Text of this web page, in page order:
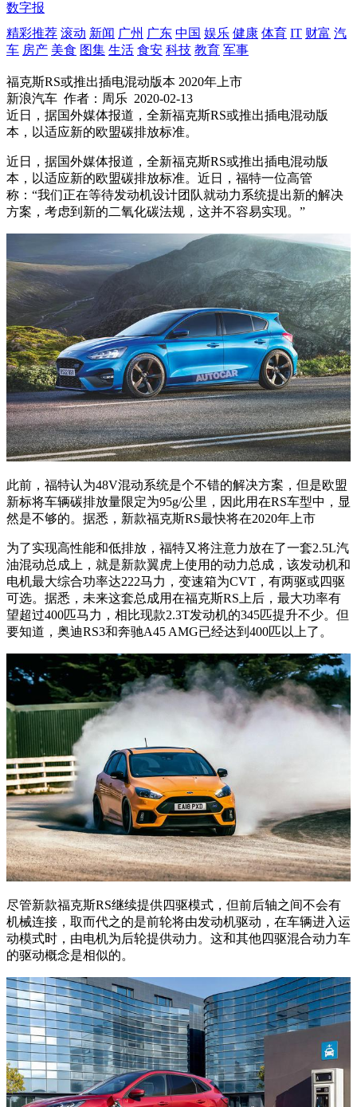
数字报
精彩推荐 滚动 新闻 广州 广东 中国 娱乐 健康 体育 IT 财富 汽
车 房产 美食 图集 生活 食安 科技 教育 军事
​福克斯RS或推出插电混动版本 2020年上市
新浪汽车 作者：周乐 2020-02-13
近日，据国外媒体报道，全新福克斯RS或推出插电混动版
本，以适应新的欧盟碳排放标准。
近日，据国外媒体报道，全新福克斯RS或推出插电混动版
本，以适应新的欧盟碳排放标准。近日，福特一位高管
称：“我们正在等待发动机设计团队就动力系统提出新的解决
方案，考虑到新的二氧化碳法规，这并不容易实现。”
此前，福特认为48V混动系统是个不错的解决方案，但是欧盟
新标将车辆碳排放量限定为95g/公里，因此用在RS车型中，显
然是不够的。据悉，新款福克斯RS最快将在2020年上市
为了实现高性能和低排放，福特又将注意力放在了一套2.5L汽
油混动总成上，就是新款翼虎上使用的动力总成，该发动机和
电机最大综合功率达222马力，变速箱为CVT，有两驱或四驱
可选。据悉，未来这套总成用在福克斯RS上后，最大功率有
望超过400匹马力，相比现款2.3T发动机的345匹提升不少。但
要知道，奥迪RS3和奔驰A45 AMG已经达到400匹以上了。
尽管新款福克斯RS继续提供四驱模式，但前后轴之间不会有
机械连接，取而代之的是前轮将由发动机驱动，在车辆进入运
动模式时，由电机为后轮提供动力。这和其他四驱混合动力车
的驱动概念是相似的。